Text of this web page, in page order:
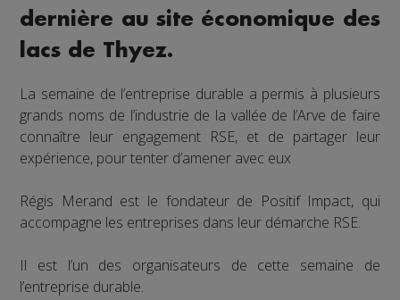
dernière au site économique des
lacs de Thyez.
La semaine de l’entreprise durable a permis à plusieurs
grands noms de l’industrie de la vallée de l’Arve de faire
connaître leur engagement RSE, et de partager leur
expérience, pour tenter d’amener avec eux
Régis Merand est le fondateur de Positif Impact, qui
accompagne les entreprises dans leur démarche RSE.
Il est l’un des organisateurs de cette semaine de
l’entreprise durable.